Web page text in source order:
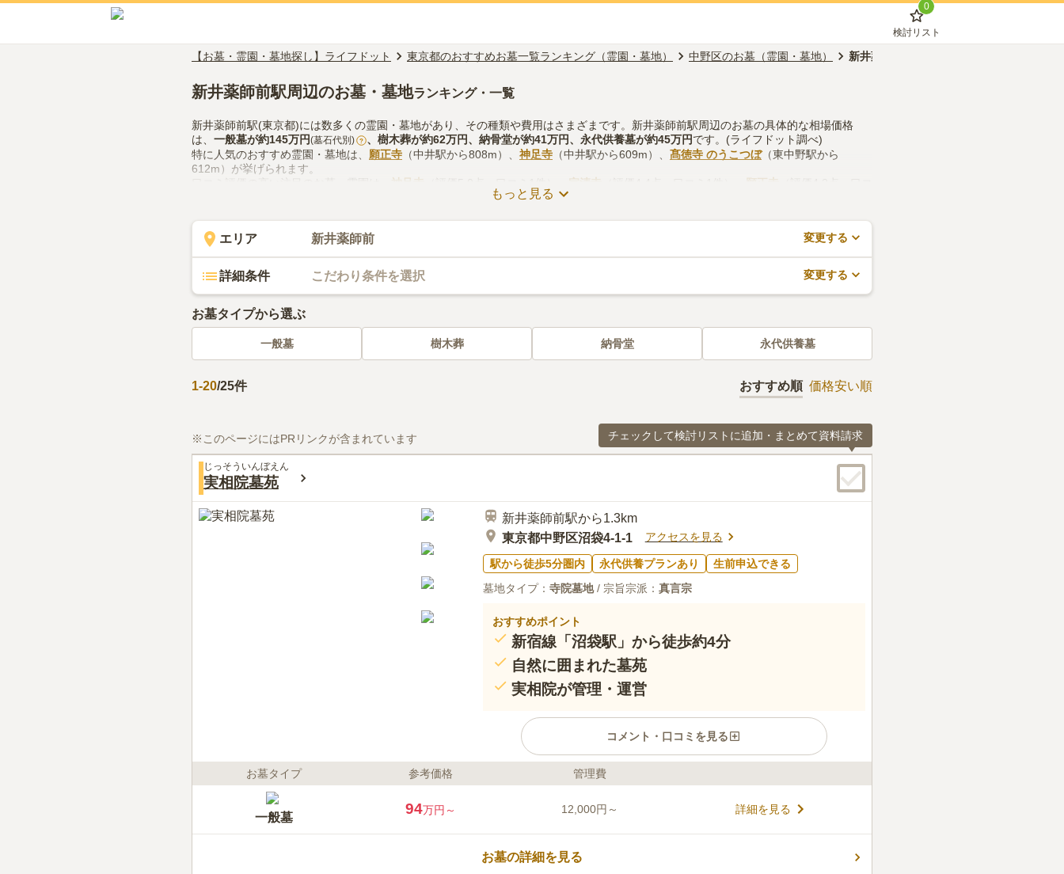
0
検討リスト
【お墓・霊園・墓地探し】ライフドット 東京都のおすすめお墓一覧ランキング（霊園・墓地） 中野区のお墓（霊園・墓地） 新井薬師前駅のお墓（霊園・墓地）
新井薬師前駅周辺のお墓・墓地ランキング・一覧
新井薬師前駅(東京都)には数多くの霊園・墓地があり、その種類や費用はさまざまです。新井薬師前駅周辺のお墓の具体的な相場価格
は、 一般墓が約145万円(墓石代別) ? 、 樹木葬が約62万円、 納骨堂が約41万円、 永代供養墓が約45万円です。(ライフドット調べ)
特に人気のおすすめ霊園・墓地は、 願正寺 （中井駅から808m）、 神足寺 （中井駅から609m）、 髙徳寺 のうこつぼ（東中野駅から
612m）が挙げられます。
神足寺 宗清寺 願正寺
隣での供花やお線香の入手方法などを考慮して選ぶとよいでしょう。資料請求や見学予約が無料でできますので、活用してみてくださ
い。
もっと見る
エリア 新井薬師前 変更する
詳細条件 こだわり条件を選択 変更する
お墓タイプから選ぶ
一般墓 樹木葬 納骨堂 永代供養墓
1-20/25件 おすすめ順 価格安い順
※このページにはPRリンクが含まれています チェックして検討リストに追加・まとめて資料請求
じっそういんぼえん
実相院墓苑
新井薬師前駅から1.3km
東京都中野区沼袋4-1-1
アクセスを見る
駅から徒歩5分圏内 永代供養プランあり
生前申込できる
墓地タイプ： 寺院墓地/ 宗旨宗派： 真言宗
おすすめポイント
新宿線「沼袋駅」から徒歩約4分
自然に囲まれた墓苑
実相院が管理・運営
コメント・口コミを見る
ライフドット編集部のコメント
る、歴史深い寺院です。都心にありながら、公園に囲まれた緑
豊かな環境です。 西武新宿線「沼袋駅」からも徒歩3分と交通
アクセスが非常に良好です。 春には山門から上にはみ出るほど
の桜が見事で、お参りの楽しみの一つになります。法要の際に
お墓タイプ 参考価格 管理費
一般墓
94万円～ 12,000円～ 詳細を見る
お墓の詳細を見る